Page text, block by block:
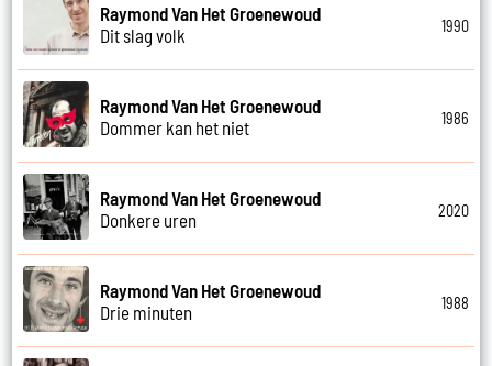
Raymond Van Het Groenewoud
Dit slag volk
1990
Raymond Van Het Groenewoud
Dommer kan het niet
1986
Raymond Van Het Groenewoud
Donkere uren
2020
Raymond Van Het Groenewoud
Drie minuten
1988